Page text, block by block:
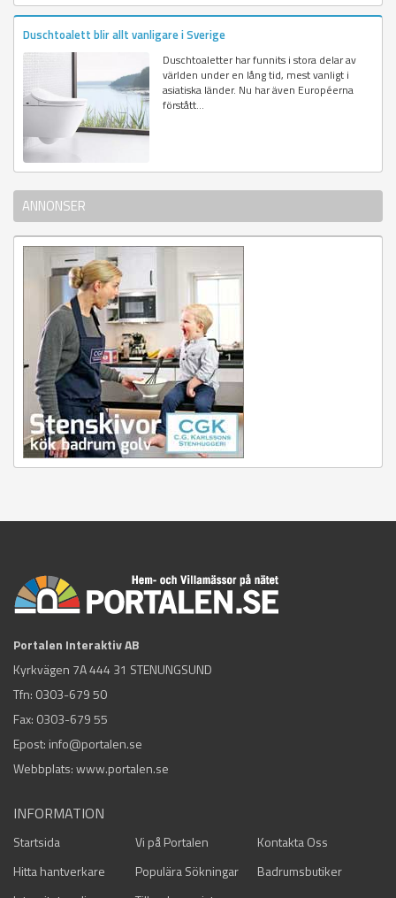
Duschtoalett blir allt vanligare i Sverige
Duschtoaletter har funnits i stora delar av
världen under en lång tid, mest vanligt i
asiatiska länder. Nu har även Européerna
förstått...
ANNONSER
Portalen Interaktiv AB
Kyrkvägen 7A 444 31 STENUNGSUND
Tfn: 0303-679 50
Fax: 0303-679 55
Epost: info@portalen.se
Webbplats: www.portalen.se
INFORMATION
Startsida Vi på Portalen
Kontakta Oss
Hitta hantverkare
Populära Sökningar
Badrumsbutiker